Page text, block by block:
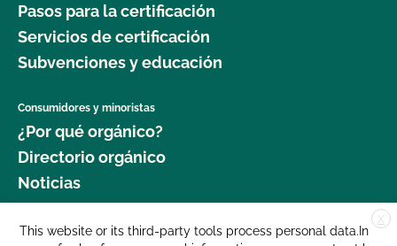
Pasos para la certificación
Servicios de certificación
Subvenciones y educación
Consumidores y minoristas
¿Por qué orgánico?
Directorio orgánico
Noticias
Donar
X
This website or its third-party tools process personal data.In